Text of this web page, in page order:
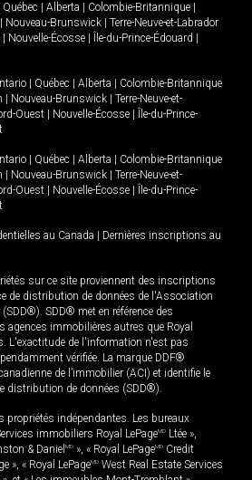
Québec Alberta Colombie-Britannique
Nouveau-Brunswick
Terre-Neuve-et-Labrador
Nouvelle-Écosse Île-du-Prince-Édouard
Québec Alberta
Colombie-Britannique
Nouveau-Brunswick
Terre-Neuve-et-
Ouest Nouvelle-Écosse
Île-du-Prince-
Québec Alberta
Colombie-Britannique
Nouveau-Brunswick
Terre-Neuve-et-
Ouest Nouvelle-Écosse
Île-du-Prince-
au Canada
Dernières inscriptions au
sur ce site proviennent des inscriptions
de distribution de données de l'Association
SDD® met en référence des
immobilières autres que Royal
L'exactitude de l'information n'est pas
vérifiée. La marque DDF®
de l’immobilier (ACI) et identifie le
distribution de données (SDD®).
propriétés indépendantes. Les bureaux
immobiliers Royal LePageMD Ltée »,
& Daniel MD », « Royal LePageMD Credit
», « Royal LePageMD West Real Estate Services